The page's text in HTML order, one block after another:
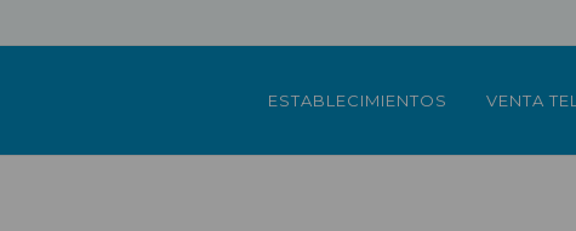
ESTABLECIMIENTOS VENTA